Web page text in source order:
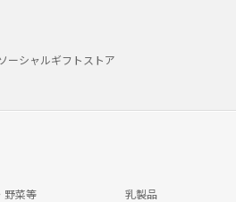
ソーシャルギフトストア
野菜等 乳製品